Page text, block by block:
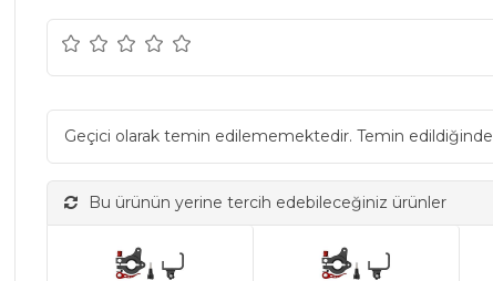
Geçici olarak temin edilememektedir. Temin edildiğinde
Bu ürünün yerine tercih edebileceğiniz ürünler